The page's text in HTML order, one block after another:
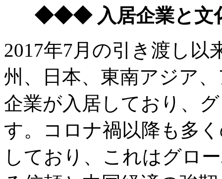
◆◆◆ 入居企業と文
2017年7月の引き渡し以
州、日本、東南アジア
企業が入居しており、
す。コロナ禍以降も多
しており、これはグロ